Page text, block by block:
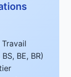
BE, BR)